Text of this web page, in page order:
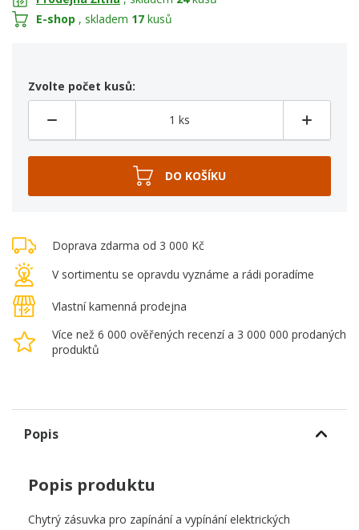
E-shop , skladem 17 kusů
Zvolte počet kusů:
Doprava zdarma od 3 000 Kč
V sortimentu se opravdu vyznáme a rádi poradíme
Vlastní kamenná prodejna
Více než 6 000 ověřených recenzí a 3 000 000 prodaných
produktů
Popis
Popis produktu
Chytrý zásuvka pro zapínání a vypínání elektrických